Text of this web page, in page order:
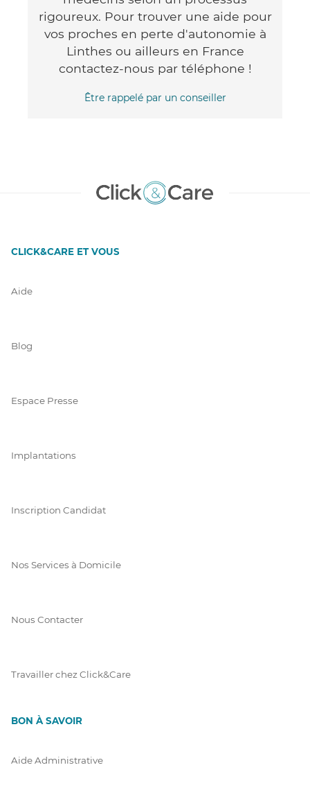
rigoureux. Pour trouver une aide pour
vos proches en perte d'autonomie à
Linthes ou ailleurs en France
contactez-nous par téléphone !
Être rappelé par un conseiller
CLICK&CARE ET VOUS
Aide
Blog
Espace Presse
Implantations
Inscription Candidat
Nos Services à Domicile
Nous Contacter
Travailler chez Click&Care
BON À SAVOIR
Aide Administrative